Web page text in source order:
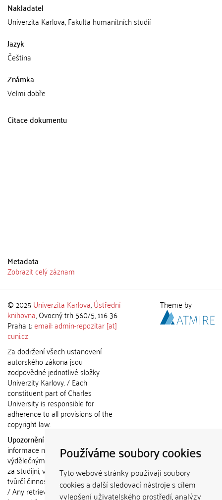
Používáme soubory cookies
Tyto webové stránky používají soubory
cookies a další sledovací nástroje s cílem
vylepšení uživatelského prostředí, analýzy
Nakladatel
Univerzita Karlova, Fakulta humanitních studií
Jazyk
Čeština
Známka
Velmi dobře
Citace dokumentu
Metadata
Zobrazit celý záznam
© 2025 Univerzita Karlova,Ústřední
knihovna, Ovocný trh 560/5, 116 36
Praha 1;email: admin-repozitar [at]
cuni.cz
Za dodržení všech ustanovení
autorského zákona jsou
zodpovědné jednotlivé složky
Univerzity Karlovy. / Each
constituent part of Charles
University is responsible for
adherence to all provisions of the
copyright law.
Upozornění / Notice:
informace nemohou být použity k
výdělečným účelům nebo vydávány
za studijní, vědeckou nebo jinou
tvůrčí činnost jiné osoby než autora.
/ Any retrieved information shall not
Theme by